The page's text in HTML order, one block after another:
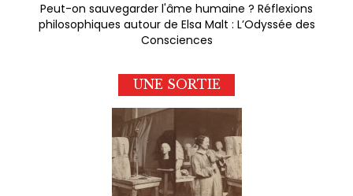
Peut-on sauvegarder l'âme humaine ? Réflexions
philosophiques autour de Elsa Malt : L’Odyssée des
Consciences
UNE SORTIE